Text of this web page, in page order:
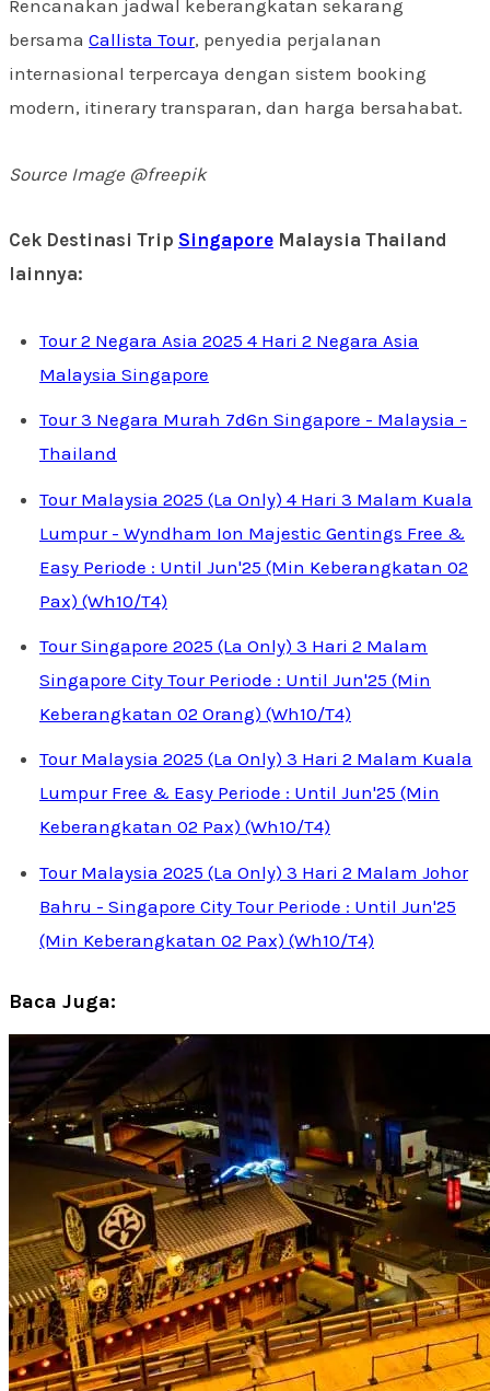
Rencanakan jadwal keberangkatan sekarang
bersama Callista Tour, penyedia perjalanan
internasional terpercaya dengan sistem booking
modern, itinerary transparan, dan harga bersahabat.
Source Image @freepik
Cek Destinasi Trip Singapore Malaysia Thailand
lainnya:
Tour 2 Negara Asia 2025 4 Hari 2 Negara Asia
Malaysia Singapore
Tour 3 Negara Murah 7d6n Singapore - Malaysia -
Thailand
Tour Malaysia 2025 (La Only) 4 Hari 3 Malam Kuala
Lumpur - Wyndham Ion Majestic Gentings Free &
Easy Periode : Until Jun'25 (Min Keberangkatan 02
Pax) (Wh10/T4)
Tour Singapore 2025 (La Only) 3 Hari 2 Malam
Singapore City Tour Periode : Until Jun'25 (Min
Keberangkatan 02 Orang) (Wh10/T4)
Tour Malaysia 2025 (La Only) 3 Hari 2 Malam Kuala
Lumpur Free & Easy Periode : Until Jun'25 (Min
Keberangkatan 02 Pax) (Wh10/T4)
Tour Malaysia 2025 (La Only) 3 Hari 2 Malam Johor
Bahru - Singapore City Tour Periode : Until Jun'25
(Min Keberangkatan 02 Pax) (Wh10/T4)
Baca Juga: